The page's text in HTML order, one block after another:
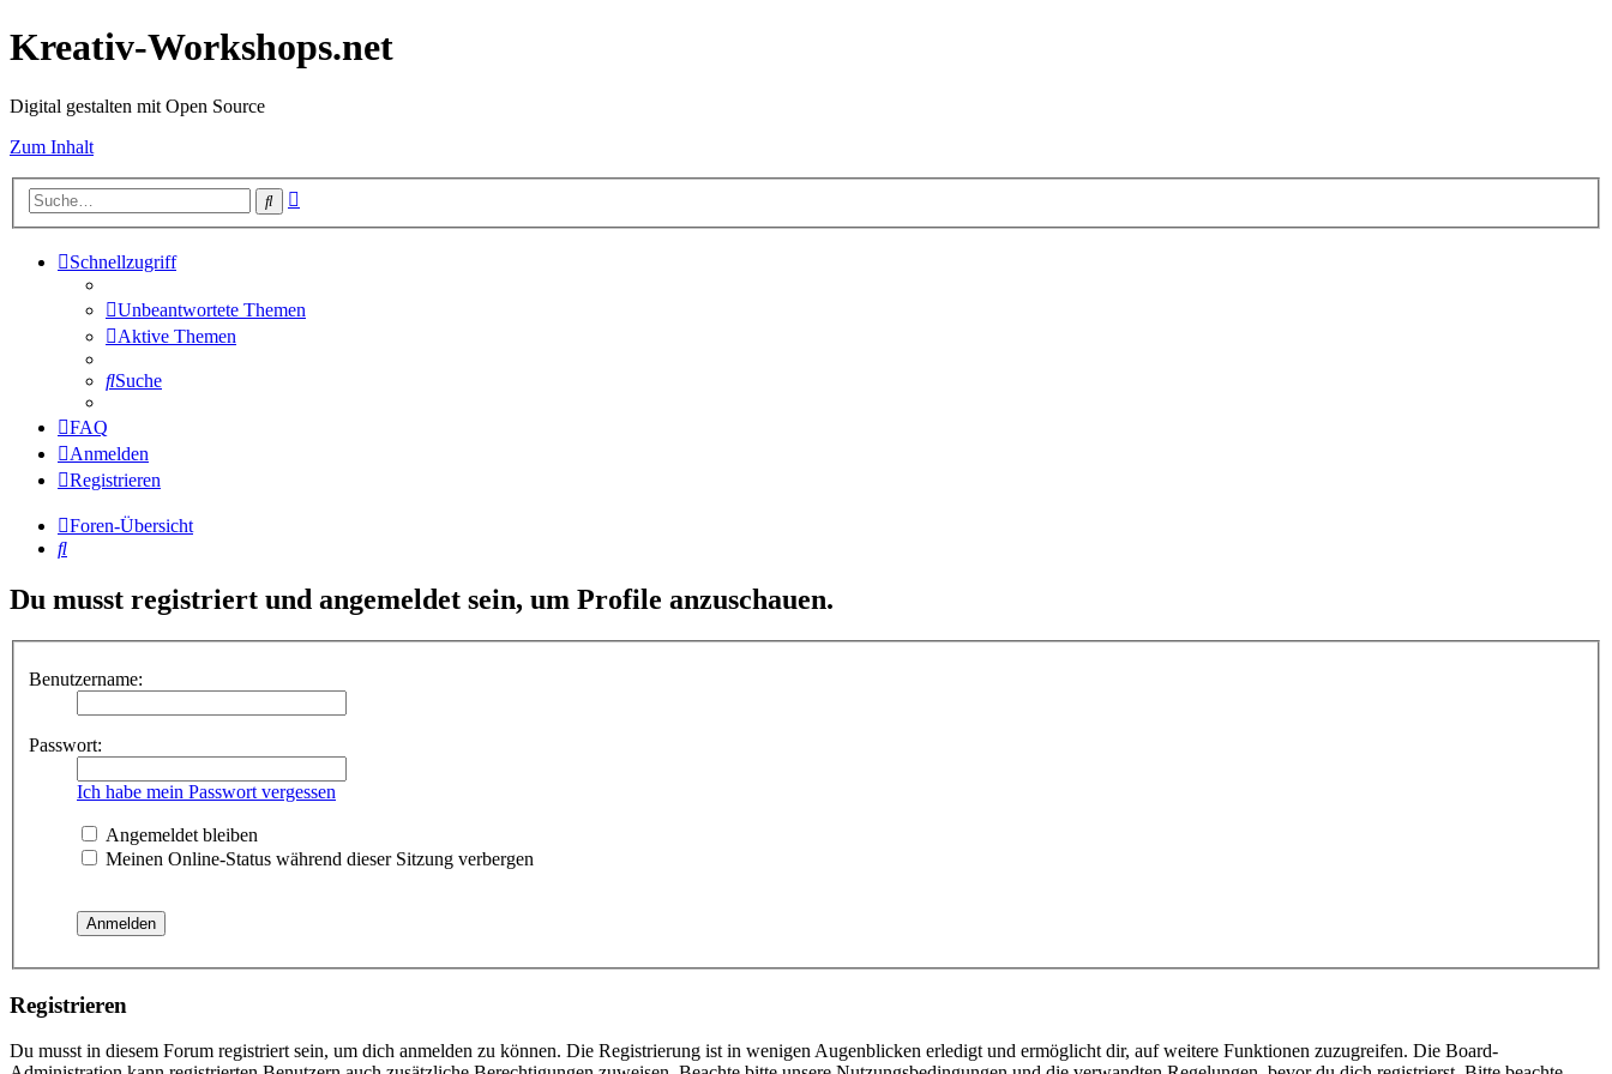
Kreativ-Workshops.net
Digital gestalten mit Open Source
Zum Inhalt
Suche
Schnellzugriff
Unbeantwortete Themen
Aktive Themen
Suche
FAQ
Anmelden
Registrieren
Foren-Übersicht
Suche
Du musst registriert und angemeldet sein, um Profile anzuschauen.
Benutzername:
Passwort:
Ich habe mein Passwort vergessen
Angemeldet bleiben
Meinen Online-Status während dieser Sitzung verbergen
Registrieren
Du musst in diesem Forum registriert sein, um dich anmelden zu können. Die Registrierung ist in wenigen Augenblicken erledigt und ermöglicht dir, auf weitere Funktionen zuzugreifen. Die Board-